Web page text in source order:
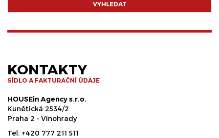
VYHLEDAT
KONTAKTY
SÍDLO A FAKTURAČNÍ ÚDAJE
HOUSEin Agency s.r.o.
Kunětická 2534/2
Praha 2 - Vinohrady
Tel: +420 777 211 511